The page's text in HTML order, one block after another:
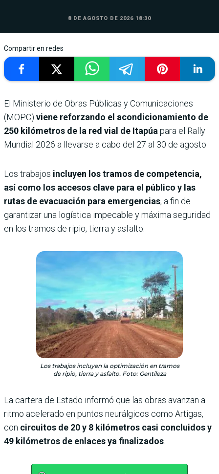
8 DE AGOSTO DE 2026 18:30
Compartir en redes
El Ministerio de Obras Públicas y Comunicaciones
(MOPC) viene reforzando el acondicionamiento de
250 kilómetros de la red vial de Itapúa para el Rally
Mundial 2026 a llevarse a cabo del 27 al 30 de agosto.
Los trabajos incluyen los tramos de competencia,
así como los accesos clave para el público y las
rutas de evacuación para emergencias, a fin de
garantizar una logística impecable y máxima seguridad
en los tramos de ripio, tierra y asfalto.
Los trabajos incluyen la optimización en tramos
de ripio, tierra y asfalto. Foto: Gentileza
La cartera de Estado informó que las obras avanzan a
ritmo acelerado en puntos neurálgicos como Artigas,
con circuitos de 20 y 8 kilómetros casi concluidos y
49 kilómetros de enlaces ya finalizados